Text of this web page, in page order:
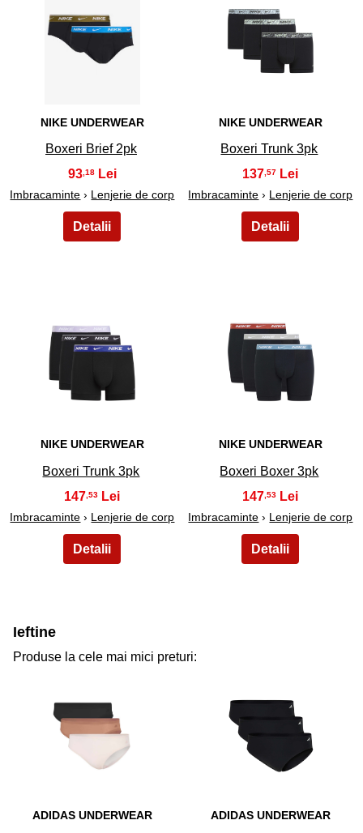
27
NIKE UNDERWEAR
Boxeri Brief 2pk
93 ,18
Imbracaminte › Lenjerie de corp
NIKE UNDERWEAR
Boxeri Trunk 3pk
137 ,57
Imbracaminte › Lenjerie de corp
NIKE UNDERWEAR
Boxeri Trunk 3pk
147 ,53
Imbracaminte › Lenjerie de corp
NIKE UNDERWEAR
Boxeri Boxer 3pk
147 ,53
Imbracaminte › Lenjerie de corp
Ieftine
Produse la cele mai mici preturi:
ADIDAS UNDERWEAR ADIDAS UNDERWEAR